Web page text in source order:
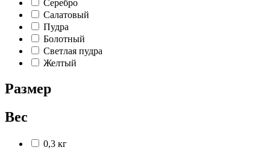
Серебро
Салатовый
Пудра
Болотный
Светлая пудра
Желтый
Размер
Вес
0,3 кг